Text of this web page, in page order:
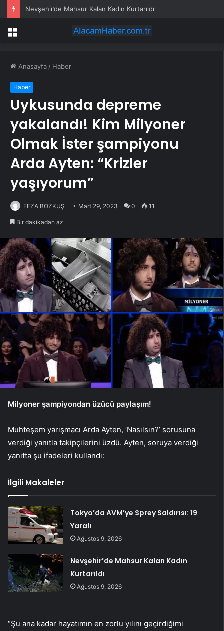
Nevşehir’de Mahsur Kalan Kadın Kurtarıldı
Menü
Anasayfa / Haber
Haber
Uykusunda depreme
yakalandı! Kim Milyoner
Olmak İster şampiyonu
Arda Ayten: “Krizler
yaşıyorum”
FEZA BOZKUŞ Mart 29, 2023 0 11
Bir dakikadan az
Milyoner şampiyondan üzücü paylaşım!
Muhteşem yarışmacı Arda Ayten, ‘Nasılsın?’ sorusuna
verdiği yanıtla takipçilerini üzdü. Ayten, soruya verdiği
yanıtta şu ifadeleri kullandı:
İlgili Makaleler
Tokyo’da AVM’ye Sprey Saldırısı: 19
Yaralı
Ağustos 9, 2026
Nevşehir’de Mahsur Kalan Kadın
Kurtarıldı
Ağustos 9, 2026
“Şu ana kadar hayatımın en zorlu yılını geçirdiğimi